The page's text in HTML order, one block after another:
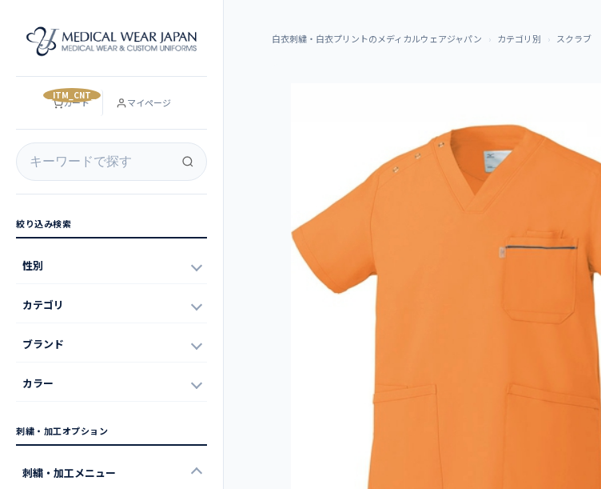
白衣刺繍・白衣プリントのメディカルウェアジャパン カテゴリ別 スクラブ
カート
__ITM_CNT__
マイページ
絞り込み検索
性別
カテゴリ
ブランド
カラー
刺繍・加工オプション
刺繍・加工メニュー